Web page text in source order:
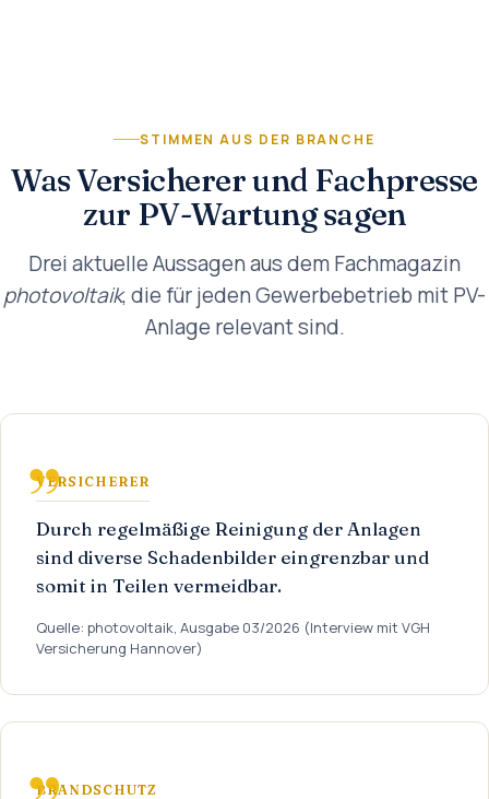
STIMMEN AUS DER BRANCHE
Was Versicherer und Fachpresse
zur PV-Wartung sagen
Drei aktuelle Aussagen aus dem Fachmagazin
photovoltaik, die für jeden Gewerbebetrieb mit PV-
Anlage relevant sind.
VERSICHERER
Durch regelmäßige Reinigung der Anlagen
sind diverse Schadenbilder eingrenzbar und
somit in Teilen vermeidbar.
Quelle: photovoltaik, Ausgabe 03/2026 (Interview mit VGH
Versicherung Hannover)
BRANDSCHUTZ